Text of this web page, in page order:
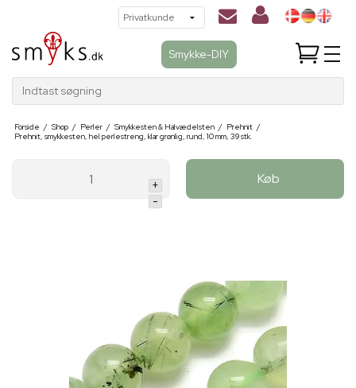
Smykke-DIY
Indtast søgning
Forside / Shop / Perler / Smykkesten & Halvædelsten / Prehnit /
Prehnit, smykkesten, hel perlestreng, klar grønlig, rund, 10 mm, 39 stk.
+
-
Køb